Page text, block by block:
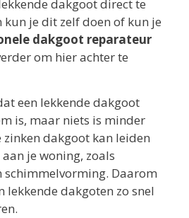
dakgoot direct te
kun je dit zelf doen of kun je
dakgoot reparateur
om hier achter te
een lekkende dakgoot
is, maar niets is minder
zinken dakgoot kan leiden
je woning, zoals
schimmelvorming. Daarom
lekkende dakgoten zo snel